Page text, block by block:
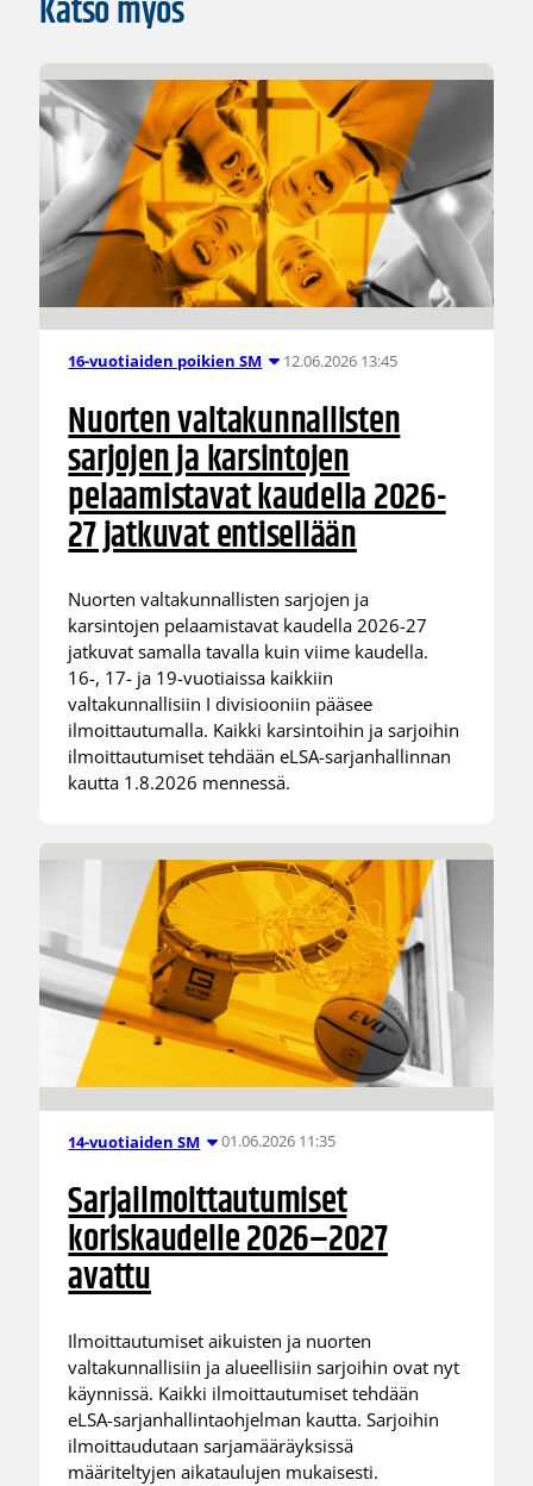
Katso myös
16-vuotiaiden poikien SM 12.06.2026 13:45
Nuorten valtakunnallisten
sarjojen ja karsintojen
pelaamistavat kaudella 2026-
27 jatkuvat entisellään
Nuorten valtakunnallisten sarjojen ja
karsintojen pelaamistavat kaudella 2026-27
jatkuvat samalla tavalla kuin viime kaudella.
16-, 17- ja 19-vuotiaissa kaikkiin
valtakunnallisiin I divisiooniin pääsee
ilmoittautumalla. Kaikki karsintoihin ja sarjoihin
ilmoittautumiset tehdään eLSA-sarjanhallinnan
kautta 1.8.2026 mennessä.
14-vuotiaiden SM 01.06.2026 11:35
Sarjailmoittautumiset
koriskaudelle 2026–2027
avattu
Ilmoittautumiset aikuisten ja nuorten
valtakunnallisiin ja alueellisiin sarjoihin ovat nyt
käynnissä. Kaikki ilmoittautumiset tehdään
eLSA-sarjanhallintaohjelman kautta. Sarjoihin
ilmoittaudutaan sarjamääräyksissä
määriteltyjen aikataulujen mukaisesti.